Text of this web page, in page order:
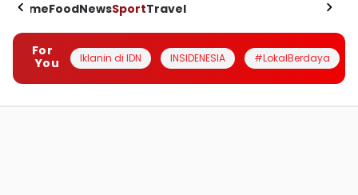
HomeFoodNewsSportTravel
For
You
Iklanin di IDN INSIDENESIA #LokalBerdaya